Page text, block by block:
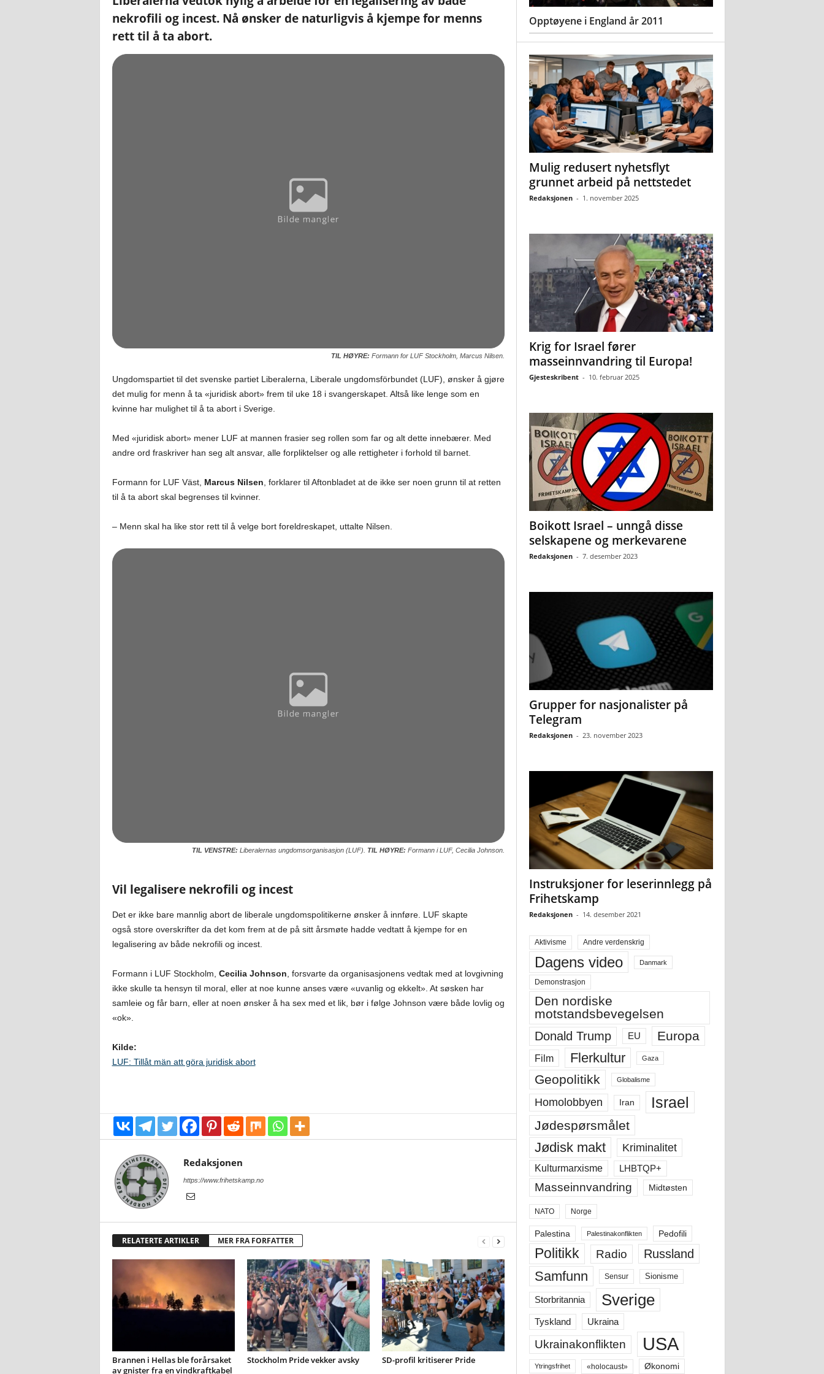
nekrofili og incest. Nå ønsker de naturligvis å kjempe for menns
rett til å ta abort.
TIL HØYRE: Formann for LUF Stockholm, Marcus Nilsen.
Ungdomspartiet til det svenske partiet Liberalerna, Liberale ungdomsförbundet (LUF), ønsker å gjøre
det mulig for menn å ta «juridisk abort» frem til uke 18 i svangerskapet. Altså like lenge som en
kvinne har mulighet til å ta abort i Sverige.
Med «juridisk abort» mener LUF at mannen frasier seg rollen som far og alt dette innebærer. Med
andre ord fraskriver han seg alt ansvar, alle forpliktelser og alle rettigheter i forhold til barnet.
Formann for LUF Väst, Marcus Nilsen , forklarer til Aftonbladet at de ikke ser noen grunn til at retten
til å ta abort skal begrenses til kvinner.
– Menn skal ha like stor rett til å velge bort foreldreskapet, uttalte Nilsen.
TIL VENSTRE: Liberalernas ungdomsorganisasjon (LUF). TIL HØYRE: Formann i LUF, Cecilia Johnson.
Vil legalisere nekrofili og incest
Det er ikke bare mannlig abort de liberale ungdomspolitikerne ønsker å innføre. LUF skapte
også store overskrifter da det kom frem at de på sitt årsmøte hadde vedtatt å kjempe for en
legalisering av både nekrofili og incest.
Formann i LUF Stockholm, Cecilia Johnson , forsvarte da organisasjonens vedtak med at lovgivning
ikke skulle ta hensyn til moral, eller at noe kunne anses være «uvanlig og ekkelt». At søsken har
samleie og får barn, eller at noen ønsker å ha sex med et lik, bør i følge Johnson være både lovlig og
«ok».
Kilde:
LUF: Tillåt män att göra juridisk abort
Redaksjonen
https://www.frihetskamp.no
RELATERTE ARTIKLER MER FRA FORFATTER
Brannen i Hellas ble forårsaket
av gnister fra en vindkraftkabel
Stockholm Pride vekker avsky SD-profil kritiserer Pride
Opptøyene i England år 2011
Mulig redusert nyhetsflyt
grunnet arbeid på nettstedet
Redaksjonen - 1. november 2025
Krig for Israel fører
masseinnvandring til Europa!
Gjesteskribent - 10. februar 2025
Boikott Israel – unngå disse
selskapene og merkevarene
Redaksjonen - 7. desember 2023
Grupper for nasjonalister på
Telegram
Redaksjonen - 23. november 2023
Instruksjoner for leserinnlegg på
Frihetskamp
Redaksjonen - 14. desember 2021
Aktivisme Andre verdenskrig
Dagens video Danmark
Demonstrasjon
Den nordiske
motstandsbevegelsen
Donald Trump EU Europa
Film Flerkultur Gaza
Geopolitikk Globalisme
Homolobbyen Iran Israel
Jødespørsmålet
Jødisk makt Kriminalitet
Kulturmarxisme LHBTQP+
Masseinnvandring Midtøsten
NATO Norge
Palestina Palestinakonflikten Pedofili
Politikk Radio Russland
Samfunn Sensur Sionisme
Storbritannia Sverige
Tyskland Ukraina
Ukrainakonflikten USA
Ytringsfrihet «holocaust» Økonomi